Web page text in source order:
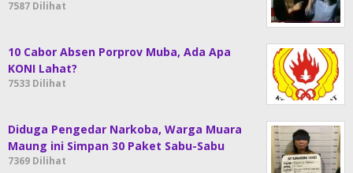
7587 Dilihat
10 Cabor Absen Porprov Muba, Ada Apa
KONI Lahat?
7533 Dilihat
Diduga Pengedar Narkoba, Warga Muara
Maung ini Simpan 30 Paket Sabu-Sabu
7369 Dilihat